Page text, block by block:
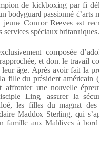
de kickboxing par fi
bodyguard passionné d’arts
Connor Reeves est
services spéciaux britanniques.
composée
et dont le travail
leur âge. Après avoir fait la
fille du président américain
affronter une nouvelle
Ling, assurer la
les filles du magnat des
Maddox Sterling, qui
famille aux Maldives à